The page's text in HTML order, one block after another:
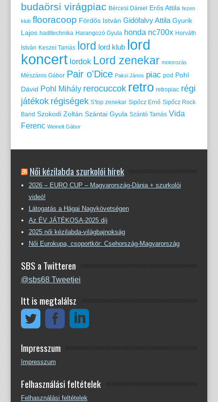
budaörsi virágpiac Bércesi Dániel Erős Attila fezen
klub flooracoop Fördős István Gidófalvy Attila Gyurik
Lajos haditechnika Harangozó Gyula honda nc700x Horváth
István Keszei Tamás lord lord klub lord
koncert lordok Lord zenekar motorozás
Mészáros Gábor Pair o'Dice Paksi János piac pod Pohl
Dávid Pohl Mihály rerocuccok retro retropiac régi
játékok régiségek S'top zenekar Sipőcz Ernő Sipőcz Rock
Band Szokodi Zoltán Szántai Gyula Szántó Tamás Vida
Ferenc Weinelt Gábor
Női kézilabda szurkolói hírek
2026 – EURO CUP – Magyarország-Dánia + szurkolói
videó!
Látogatás a Hágai Nagykövetségen
Az ÉV JÁTÉKOSA-2025 díj
2025 női kézilabda-világbajnokság
Női Eurokupa, csoportkör: Csehország-Magyarország
SBS a Twitteren
@sbs68 Tweetjei
Itt is megtalálsz
Impresszum
Impresszum
Felhasználási feltételek
Felhasználási feltételek